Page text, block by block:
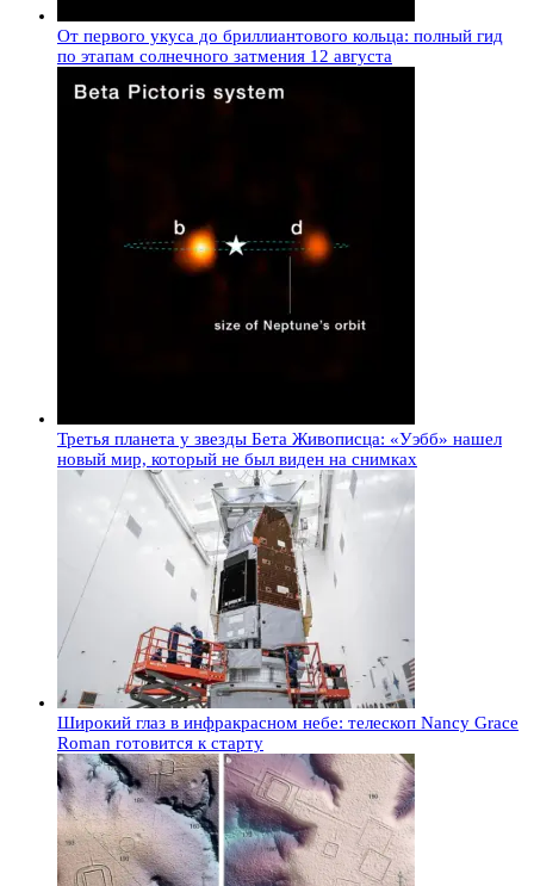
От первого укуса до бриллиантового кольца: полный гид
по этапам солнечного затмения 12 августа
Третья планета у звезды Бета Живописца: «Уэбб» нашел
новый мир, который не был виден на снимках
Широкий глаз в инфракрасном небе: телескоп Nancy Grace
Roman готовится к старту